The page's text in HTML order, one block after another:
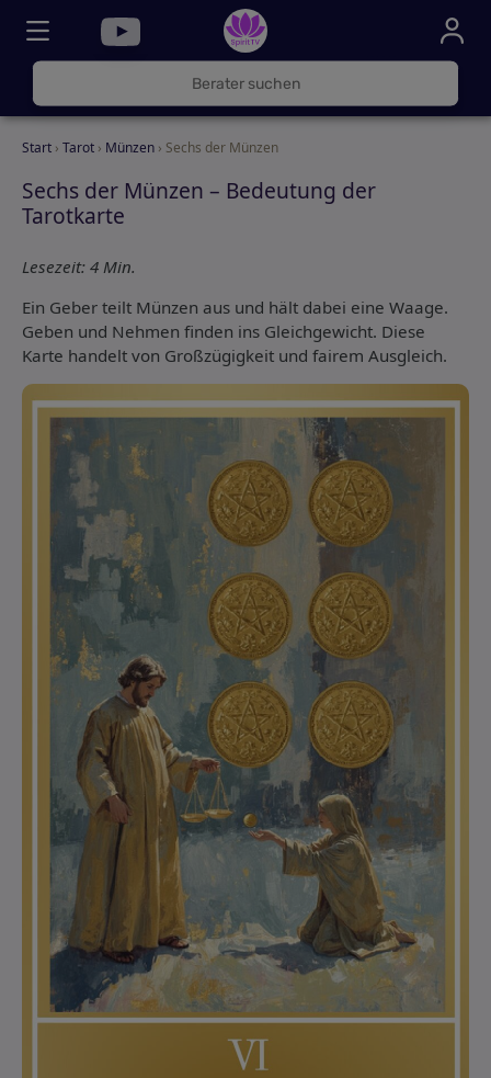
030
000
Start › Tarot › Münzen › Sechs der Münzen
Sechs der Münzen – Bedeutung der
Tarotkarte
Lesezeit: 4 Min.
Ein Geber teilt Münzen aus und hält dabei eine Waage.
Geben und Nehmen finden ins Gleichgewicht. Diese
Karte handelt von Großzügigkeit und fairem Ausgleich.